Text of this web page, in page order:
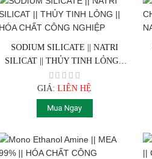
SODIUM SILICATE || NATRI
SILICAT || THỦY TINH LỎNG ||
HÓA CHẤT CÔNG NGHIỆP
GIÁ:LIÊN HỆ
Mua Ngay